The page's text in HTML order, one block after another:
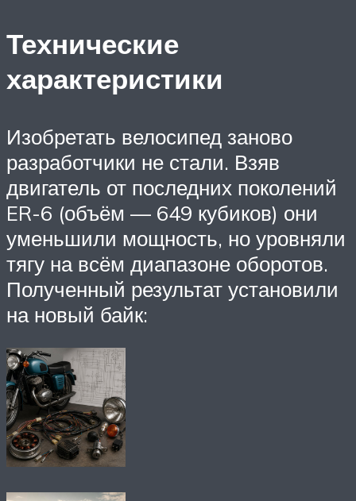
Технические
характеристики
Изобретать велосипед заново
разработчики не стали. Взяв
двигатель от последних поколений
ER-6 (объём — 649 кубиков) они
уменьшили мощность, но уровняли
тягу на всём диапазоне оборотов.
Полученный результат установили
на новый байк: